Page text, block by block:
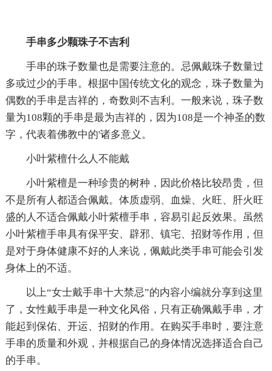
手串多少颗珠子不吉利
手串的珠子数量也是需要注意的。忌佩戴珠子数量过
多或过少的手串。根据中国传统文化的观念，珠子数量为
偶数的手串是吉祥的，奇数则不吉利。一般来说，珠子数
量为108颗的手串是最为吉祥的，因为108是一个神圣的数
字，代表着佛教中的'诸多意义。
小叶紫檀什么人不能戴
小叶紫檀是一种珍贵的树种，因此价格比较昂贵，但
不是所有人都适合佩戴。体质虚弱、血燥、火旺、肝火旺
盛的人不适合佩戴小叶紫檀手串，容易引起反效果。虽然
小叶紫檀手串具有保平安、辟邪、镇宅、招财等作用，但
是对于身体健康不好的人来说，佩戴此类手串可能会引发
身体上的不适。
以上“女士戴手串十大禁忌”的内容小编就分享到这里
了，女性戴手串是一种文化风俗，只有正确佩戴手串，才
能起到保佑、开运、招财的作用。在购买手串时，要注意
手串的质量和外观，并根据自己的身体情况选择适合自己
的手串。